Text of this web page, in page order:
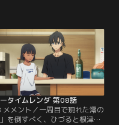
セージを解明するため、14年
帰郷していた。「影」そして
ネ」の存在を知るひづるは、
の根津と合流し、島民の多くが
」と入れ替わっている事を知る
た。【提供：バンダイチャン
タイムレンダ 第08話
メメント／一周目で現れた澪の
」を倒すべく、ひづると根津が